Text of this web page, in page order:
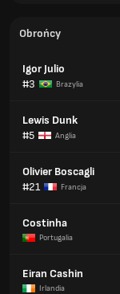
Obrońcy
Igor Julio
#3
Brazylia
Lewis Dunk
#5
Anglia
Olivier Boscagli
#21
Francja
Costinha
Portugalia
Eiran Cashin
Irlandia